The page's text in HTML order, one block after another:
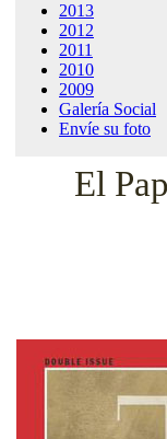
2013
2012
2011
2010
2009
Galería Social
Envíe su foto
El